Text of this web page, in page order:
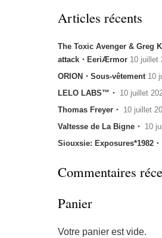
Articles récents
The Toxic Avenger & Greg
attack・EeriÆrmor 10 juillet
ORION・Sous-vêtement 10
LELO LABS™・ 10 juillet
Thomas Freyer・ 10 juillet
Valtesse de La Bigne・ 10
Siouxsie: Exposures*1982・
Commentaires
Panier
Votre panier est vide.